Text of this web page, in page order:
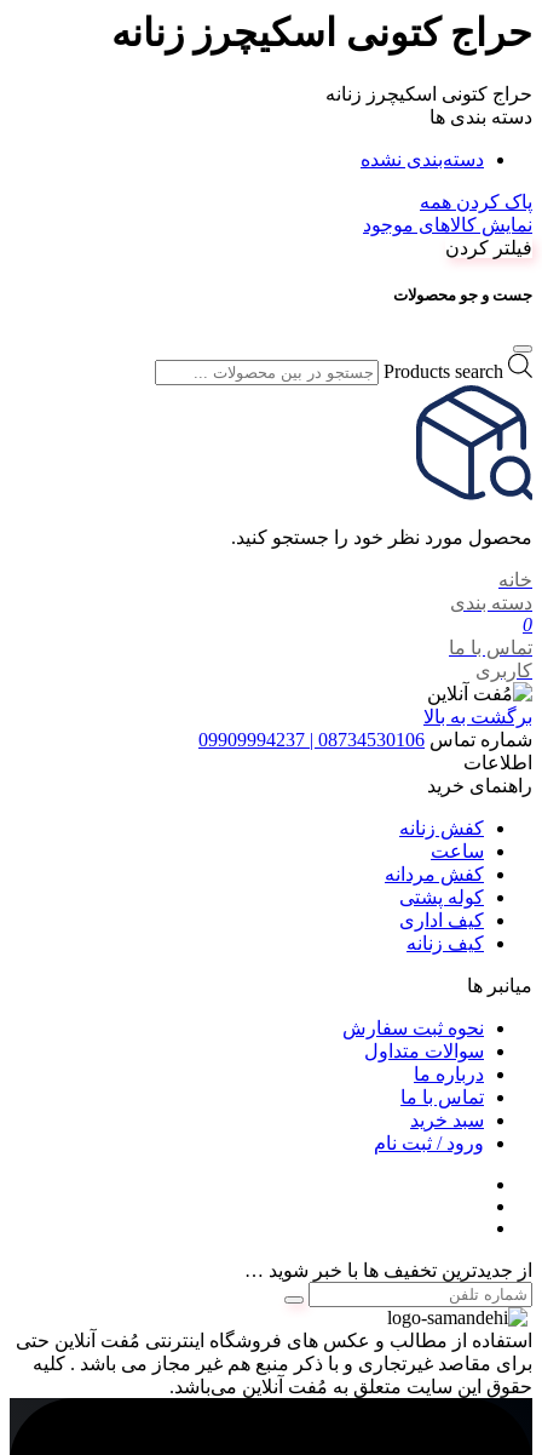
حراج کتونی اسکیچرز زنانه
حراج کتونی اسکیچرز زنانه
دسته بندی ها
دسته‌بندی نشده
پاک کردن همه
نمایش کالاهای موجود
فیلتر کردن
جست و جو محصولات
Products search
محصول مورد نظر خود را جستجو کنید.
خانه
دسته بندی
0
تماس با ما
کاربری
برگشت به بالا
شماره تماس 08734530106 | 09909994237
اطلاعات
راهنمای خرید
کفش زنانه
ساعت
کفش مردانه
کوله پشتی
کیف اداری
کیف زنانه
میانبر ها
نحوه ثبت سفارش
سوالات متداول
درباره ما
تماس با ما
سبد خرید
ورود / ثبت نام
از جدیدترین تخفیف ها با خبر شوید …
استفاده از مطالب و عکس های فروشگاه اینترنتی مُفت آنلاین حتی
برای مقاصد غیرتجاری و با ذکر منبع هم غیر مجاز می باشد . کلیه
حقوق این سایت متعلق به مُفت آنلاین می‌باشد.